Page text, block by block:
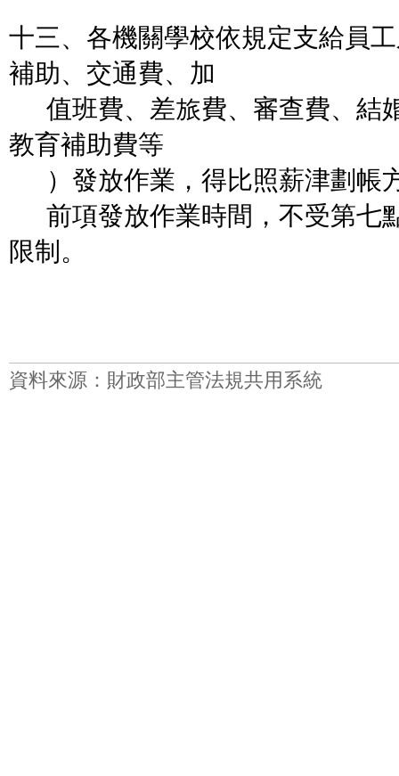
十三、各機關學校依規定支給員
補助、交通費、加
值班費、差旅費、審查費、結
教育補助費等
）發放作業，得比照薪津劃帳
前項發放作業時間，不受第七
限制。
資料來源：財政部主管法規共用系統